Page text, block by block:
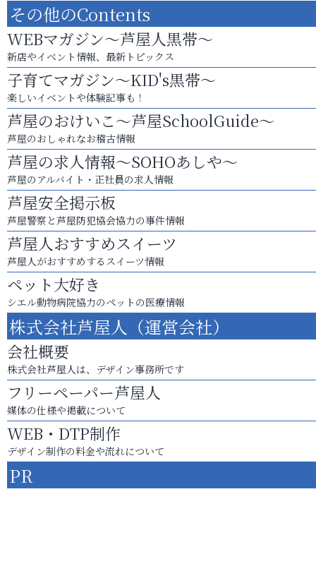
その他のContents
WEBマガジン～芦屋人黒帯～
新店やイベント情報、最新トピックス
子育てマガジン～KID's黒帯～
楽しいイベントや体験記事も！
芦屋のおけいこ～芦屋SchoolGuide～
芦屋のおしゃれなお稽古情報
芦屋の求人情報～SOHOあしや～
芦屋のアルバイト・正社員の求人情報
芦屋安全掲示板
芦屋警察と芦屋防犯協会協力の事件情報
芦屋人おすすめスイーツ
芦屋人がおすすめするスイーツ情報
ペット大好き
シエル動物病院協力のペットの医療情報
株式会社芦屋人（運営会社）
会社概要
株式会社芦屋人は、デザイン事務所です
フリーペーパー芦屋人
媒体の仕様や掲載について
WEB・DTP制作
デザイン制作の料金や流れについて
PR